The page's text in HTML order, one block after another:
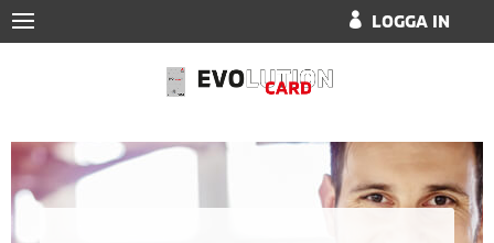
LOGGA IN